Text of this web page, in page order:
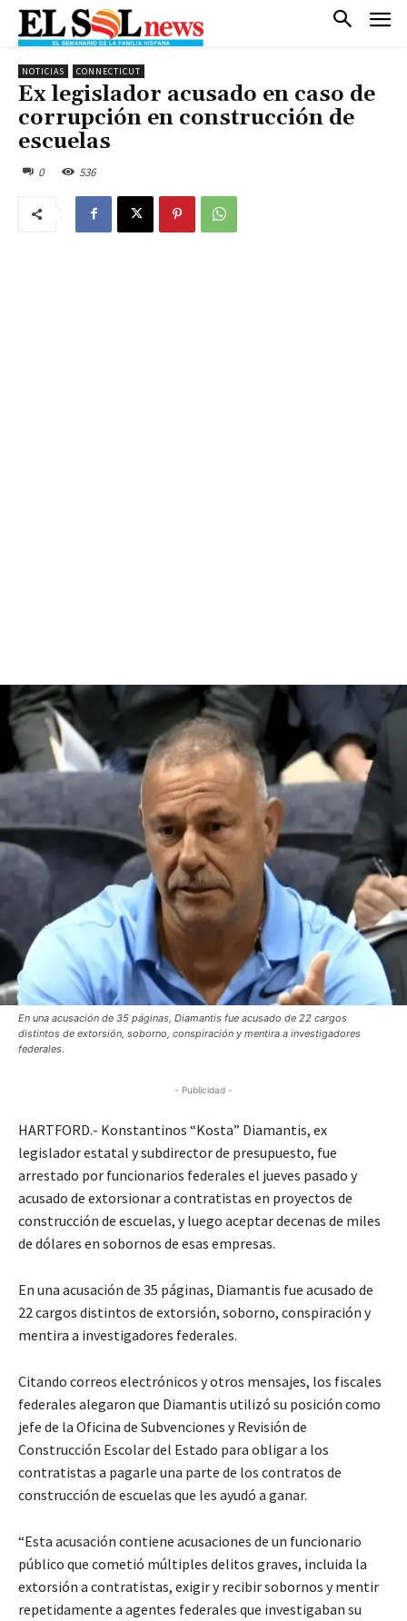
NOTICIAS CONNECTICUT
Ex legislador acusado en caso de
corrupción en construcción de
escuelas
0 536
En una acusación de 35 páginas, Diamantis fue acusado de 22 cargos
distintos de extorsión, soborno, conspiración y mentira a investigadores
federales.
- Publicidad -
HARTFORD.- Konstantinos “Kosta” Diamantis, ex
legislador estatal y subdirector de presupuesto, fue
arrestado por funcionarios federales el jueves pasado y
acusado de extorsionar a contratistas en proyectos de
construcción de escuelas, y luego aceptar decenas de miles
de dólares en sobornos de esas empresas.
En una acusación de 35 páginas, Diamantis fue acusado de
22 cargos distintos de extorsión, soborno, conspiración y
mentira a investigadores federales.
Citando correos electrónicos y otros mensajes, los fiscales
federales alegaron que Diamantis utilizó su posición como
jefe de la Oficina de Subvenciones y Revisión de
Construcción Escolar del Estado para obligar a los
contratistas a pagarle una parte de los contratos de
construcción de escuelas que les ayudó a ganar.
“Esta acusación contiene acusaciones de un funcionario
público que cometió múltiples delitos graves, incluida la
extorsión a contratistas, exigir y recibir sobornos y mentir
repetidamente a agentes federales que investigaban su